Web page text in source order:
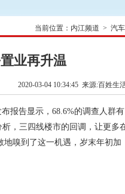
当前位置： 内江频道 > 汽
业再升温
2020-03-04 10:34:45 来源:百姓生
报告显示，68.6%的调查人群有
，三四线楼市的回调，让更多
地嗅到了这一机遇，岁末年初加